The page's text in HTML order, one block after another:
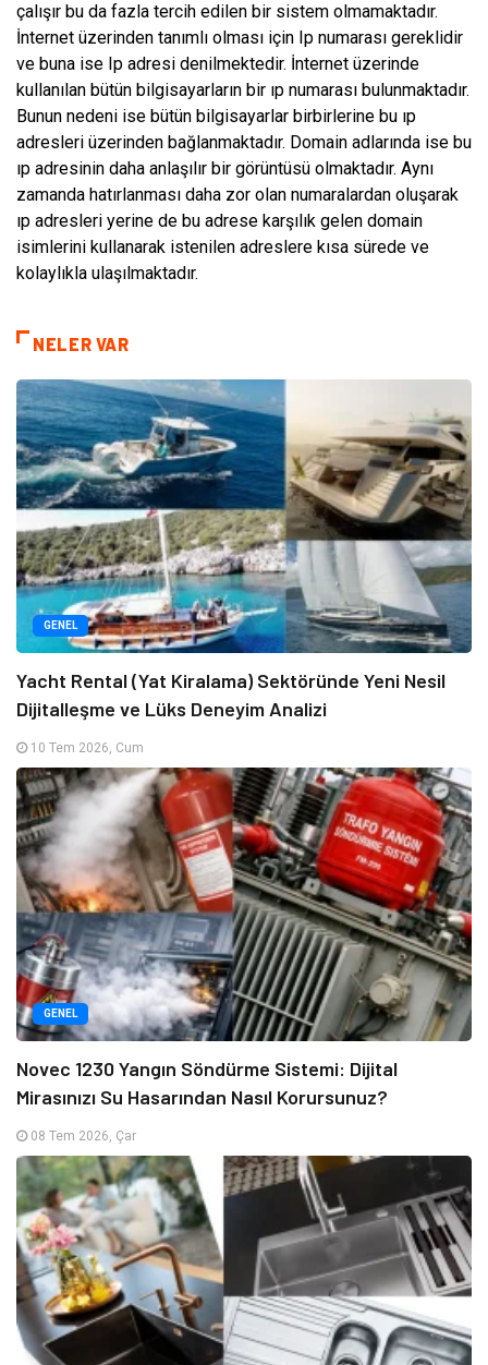
çalışır bu da fazla tercih edilen bir sistem olmamaktadır.
İnternet üzerinden tanımlı olması için Ip numarası gereklidir
ve buna ise Ip adresi denilmektedir. İnternet üzerinde
kullanılan bütün bilgisayarların bir ıp numarası bulunmaktadır.
Bunun nedeni ise bütün bilgisayarlar birbirlerine bu ıp
adresleri üzerinden bağlanmaktadır. Domain adlarında ise bu
ıp adresinin daha anlaşılır bir görüntüsü olmaktadır. Aynı
zamanda hatırlanması daha zor olan numaralardan oluşarak
ıp adresleri yerine de bu adrese karşılık gelen domain
isimlerini kullanarak istenilen adreslere kısa sürede ve
kolaylıkla ulaşılmaktadır.
NELER VAR
GENEL
Yacht Rental (Yat Kiralama) Sektöründe Yeni Nesil
Dijitalleşme ve Lüks Deneyim Analizi
10 Tem 2026, Cum
GENEL
Novec 1230 Yangın Söndürme Sistemi: Dijital
Mirasınızı Su Hasarından Nasıl Korursunuz?
08 Tem 2026, Çar